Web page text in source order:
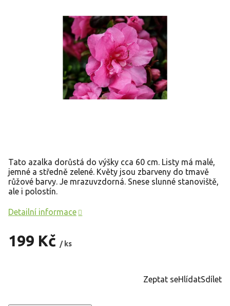
199 Kč / ks
Tato azalka dorůstá do výšky cca 60 cm. Listy má malé,
jemné a středně zelené. Květy jsou zbarveny do tmavě
růžové barvy. Je mrazuvzdorná. Snese slunné stanoviště,
ale i polostín.
Detailní informace
Zeptat seHlídatSdílet